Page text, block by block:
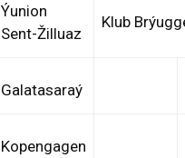
Ýunion
Sent-Žilluaz
Klub
Galatasaraý
Kopengagen